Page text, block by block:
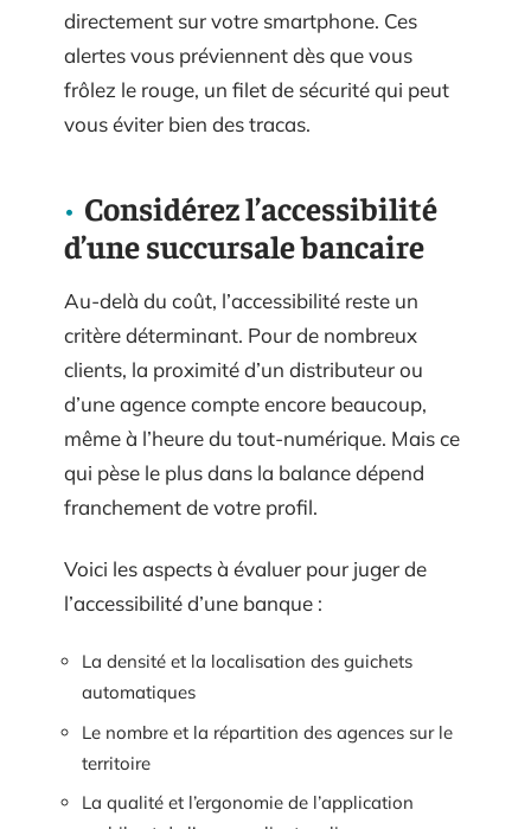
directement sur votre smartphone. Ces
alertes vous préviennent dès que vous
frôlez le rouge, un filet de sécurité qui peut
vous éviter bien des tracas.
Considérez l’accessibilité
d’une succursale bancaire
Au-delà du coût, l’accessibilité reste un
critère déterminant. Pour de nombreux
clients, la proximité d’un distributeur ou
d’une agence compte encore beaucoup,
même à l’heure du tout-numérique. Mais ce
qui pèse le plus dans la balance dépend
franchement de votre profil.
Voici les aspects à évaluer pour juger de
l’accessibilité d’une banque :
La densité et la localisation des guichets
automatiques
Le nombre et la répartition des agences sur le
territoire
La qualité et l’ergonomie de l’application